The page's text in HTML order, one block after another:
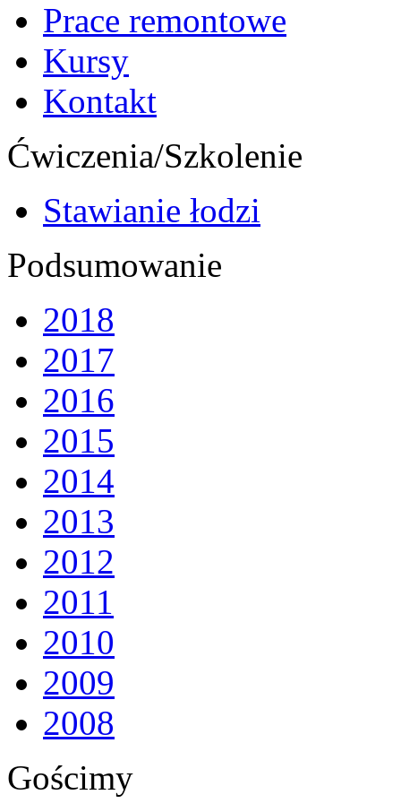
Prace remontowe
Kursy
Kontakt
Ćwiczenia/Szkolenie
Stawianie łodzi
Podsumowanie
2018
2017
2016
2015
2014
2013
2012
2011
2010
2009
2008
Gościmy